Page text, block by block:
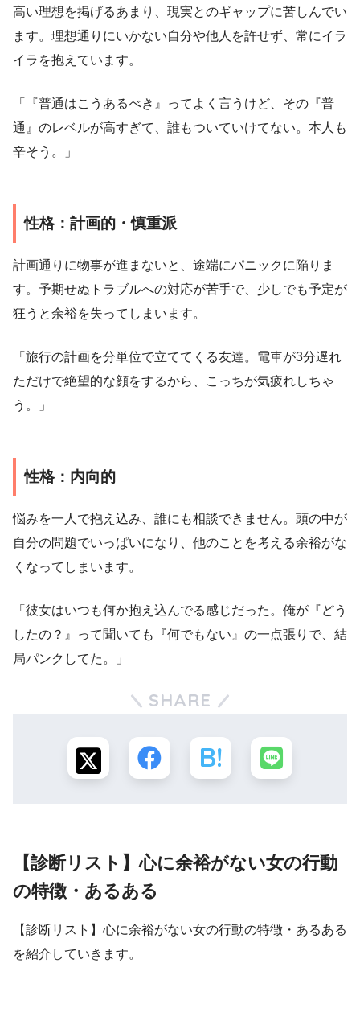
高い理想を掲げるあまり、現実とのギャップに苦しんでい
ます。理想通りにいかない自分や他人を許せず、常にイラ
イラを抱えています。
「『普通はこうあるべき』ってよく言うけど、その『普
通』のレベルが高すぎて、誰もついていけてない。本人も
辛そう。」
性格：計画的・慎重派
計画通りに物事が進まないと、途端にパニックに陥りま
す。予期せぬトラブルへの対応が苦手で、少しでも予定が
狂うと余裕を失ってしまいます。
「旅行の計画を分単位で立ててくる友達。電車が3分遅れ
ただけで絶望的な顔をするから、こっちが気疲れしちゃ
う。」
性格：内向的
悩みを一人で抱え込み、誰にも相談できません。頭の中が
自分の問題でいっぱいになり、他のことを考える余裕がな
くなってしまいます。
「彼女はいつも何か抱え込んでる感じだった。俺が『どう
したの？』って聞いても『何でもない』の一点張りで、結
局パンクしてた。」
SHARE
【診断リスト】心に余裕がない女の行動
の特徴・あるある
【診断リスト】心に余裕がない女の行動の特徴・あるある
を紹介していきます。